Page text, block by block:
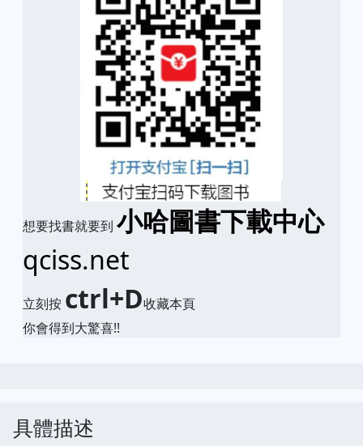
想要找書就要到 小哈圖書下載中心
qciss.net
立刻按 ctrl+D收藏本頁
你會得到大驚喜!!
具體描述